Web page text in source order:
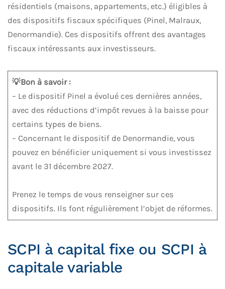
résidentiels (maisons, appartements, etc.) éligibles à
des dispositifs fiscaux spécifiques (Pinel, Malraux,
Denormandie). Ces dispositifs offrent des avantages
fiscaux intéressants aux investisseurs.
💡Bon à savoir :
– Le dispositif Pinel a évolué ces dernières années,
avec des réductions d’impôt revues à la baisse pour
certains types de biens.
– Concernant le dispositif de Denormandie, vous
pouvez en bénéficier uniquement si vous investissez
avant le 31 décembre 2027.
Prenez le temps de vous renseigner sur ces
dispositifs. Ils font régulièrement l’objet de réformes.
SCPI à capital fixe ou SCPI à
capitale variable